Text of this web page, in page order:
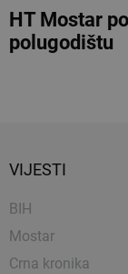
HT Mostar
polugodištu
VIJESTI
BIH
Mostar
Crna kronika